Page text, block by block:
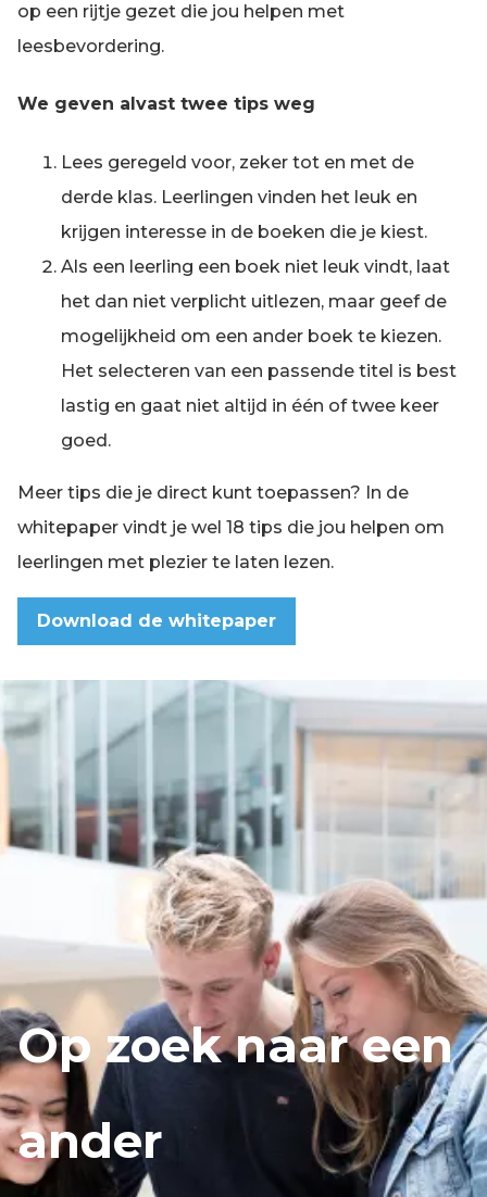
op een rijtje gezet die jou helpen met
leesbevordering.
We geven alvast twee tips weg
Lees geregeld voor, zeker tot en met de
derde klas. Leerlingen vinden het leuk en
krijgen interesse in de boeken die je kiest.
Als een leerling een boek niet leuk vindt, laat
het dan niet verplicht uitlezen, maar geef de
mogelijkheid om een ander boek te kiezen.
Het selecteren van een passende titel is best
lastig en gaat niet altijd in één of twee keer
goed.
Meer tips die je direct kunt toepassen? In de
whitepaper vindt je wel 18 tips die jou helpen om
leerlingen met plezier te laten lezen.
Download de whitepaper
Op zoek naar een
ander